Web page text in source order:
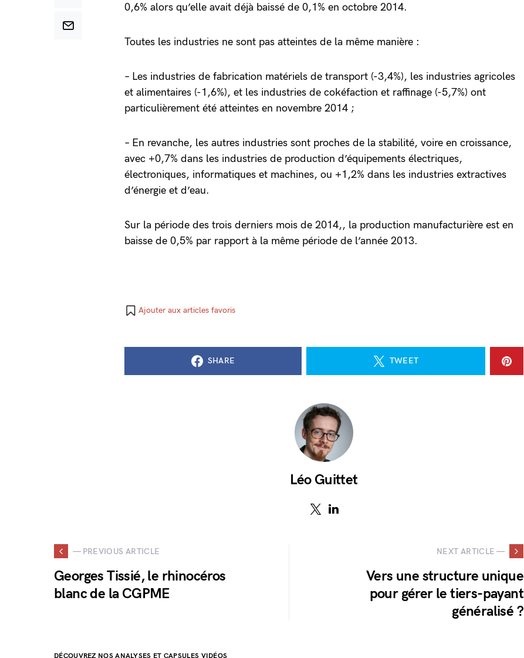
0,6% alors qu’elle avait déjà baissé de 0,1% en octobre 2014.
Toutes les industries ne sont pas atteintes de la même manière :
– Les industries de fabrication matériels de transport (-3,4%), les industries agricoles
et alimentaires (-1,6%), et les industries de cokéfaction et raffinage (-5,7%) ont
particulièrement été atteintes en novembre 2014 ;
– En revanche, les autres industries sont proches de la stabilité, voire en croissance,
avec +0,7% dans les industries de production d’équipements électriques,
électroniques, informatiques et machines, ou +1,2% dans les industries extractives
d’énergie et d’eau.
Sur la période des trois derniers mois de 2014,, la production manufacturière est en
baisse de 0,5% par rapport à la même période de l’année 2013.
Ajouter aux articles favoris
SHARE TWEET
Léo Guittet
— PREVIOUS ARTICLE
Georges Tissié, le rhinocéros
blanc de la CGPME
NEXT ARTICLE —
Vers une structure unique
pour gérer le tiers-payant
généralisé ?
DÉCOUVREZ NOS ANALYSES ET CAPSULES VIDÉOS